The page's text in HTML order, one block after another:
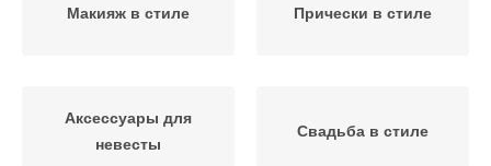
Макияж в стиле Прически в стиле
Аксессуары для
невесты
Свадьба в стиле